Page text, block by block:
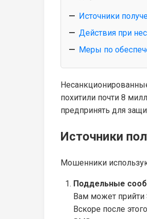
Источники
Действия при
Меры по
похитили почти 8
предпринять для
Источники
Мошенники
Поддельные
Вам может прийти
Вскоре после